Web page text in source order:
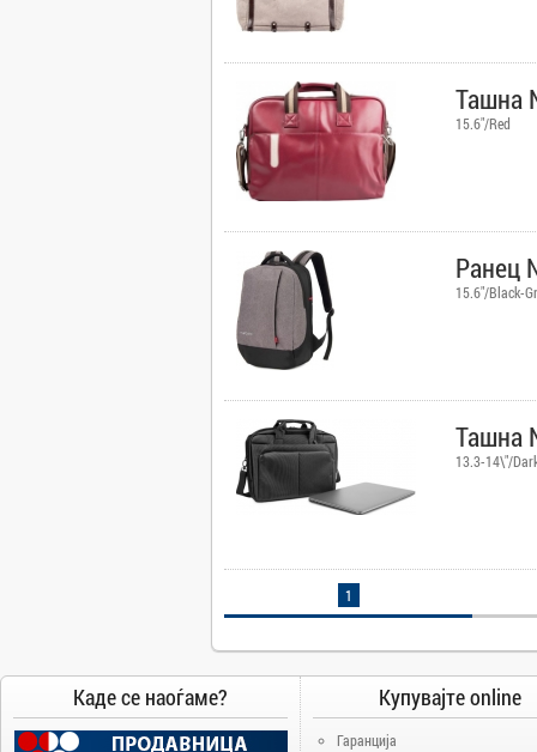
Dell
Ташна
15.6"/Red
Ранец
15.6"/Black-
Ташна
13.3-14\"/
1
Каде се наоѓаме? Купувајте online
Гаранција